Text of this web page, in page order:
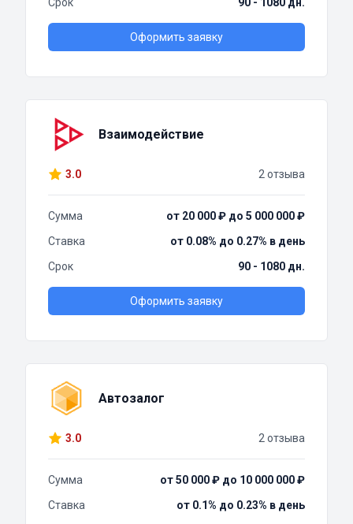
Оформить заявку
Взаимодействие
3.0 2 отзыва
Сумма
от 20 000 ₽ до 5 000 000 ₽
Ставка
от 0.08% до 0.27% в день
Срок
90 - 1080 дн.
Оформить заявку
Автозалог
3.0 2 отзыва
Сумма
от 50 000 ₽ до 10 000 000 ₽
Ставка
от 0.1% до 0.23% в день